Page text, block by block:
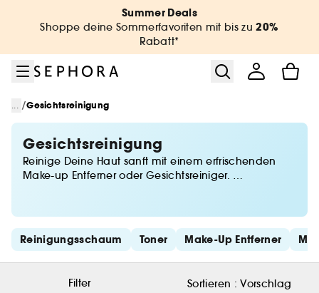
Summer Deals
Shoppe deine Sommerfavoriten mit bis zu20%
Rabatt*
... /Gesichtsreinigung
Gesichtsreinigung
Reinige Deine Haut sanft mit einem erfrischenden
Make-up Entferner oder Gesichtsreiniger.
Finde mit Sephora die ideale Abschminkcreme, die
optimal an Deinen Hauttyp angepasst ist!
Schnelllinks überspringen
Reinigungsschaum Toner Make-Up Entferner
Filter Sortieren :Vorschlag